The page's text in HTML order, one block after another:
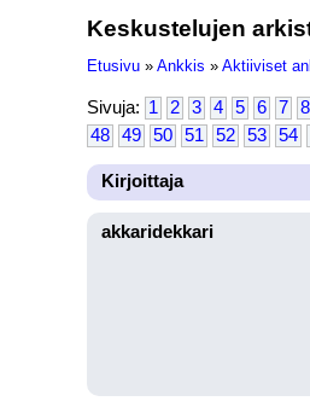
Keskustelujen
Etusivu » Ankkis » Aktiiviset
Sivuja: 1 2 3 4 5 6 7 8
48
49 50 51 52 53 54
Kirjoittaja
akkaridekkari